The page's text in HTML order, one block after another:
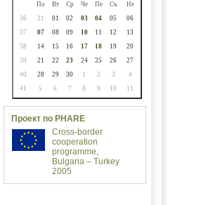
По Вт Ср Че Пе Съ
Не
36
31 01 02 03 04 05
06
37
07 08 09 10 11 12
13
38
14 15 16 17 18 19
20
39
21 22 23 24 25 26
27
40
28 29 30 1 2 3
4
41
5 6 7 8 9 10 11
Проект по PHARE
Cross-border
cooperation
programme,
Bulgaria – Turkey
2005